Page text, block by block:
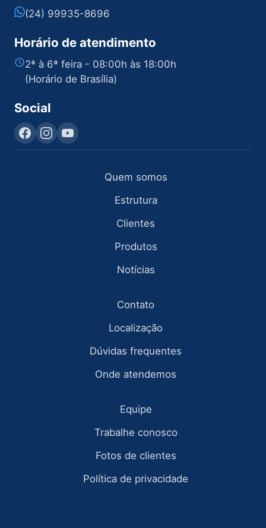
(24) 99935-8696
Horário de atendimento
2ª à 6ª feira - 08:00h às 18:00h
(Horário de Brasília)
Social
Quem somos
Estrutura
Clientes
Produtos
Notícias
Contato
Localização
Dúvidas frequentes
Onde atendemos
Equipe
Trabalhe conosco
Fotos de clientes
Política de privacidade